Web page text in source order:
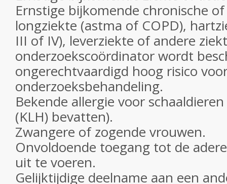
Ernstige bijkomende chronische
longziekte (astma of COPD),
III of IV), leverziekte of andere
onderzoekscoördinator wordt
ongerechtvaardigd hoog risico
onderzoeksbehandeling.
Bekende allergie voor
(KLH) bevatten).
Zwangere of zogende vrouwen.
Onvoldoende toegang tot de
uit te voeren.
Gelijktijdige deelname aan een